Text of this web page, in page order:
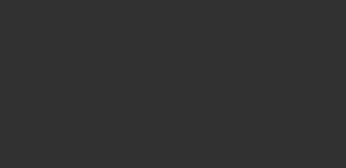
Corporate &
rete in Europa
accompagnare e
leader presenti nei
Austria, Bosnia ed